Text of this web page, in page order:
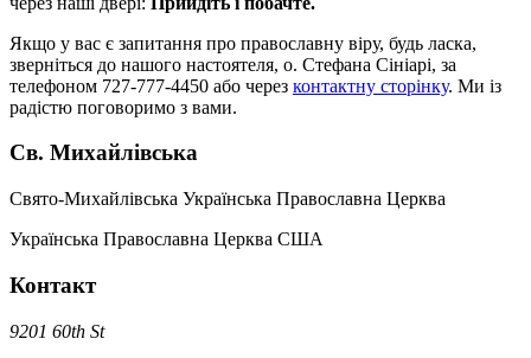
Якщо у вас є запитання про православну віру, будь ласка,
зверніться до нашого настоятеля, о. Стефана Сініарі, за
телефоном 727-777-4450 або через контактну сторінку. Ми із
радістю поговоримо з вами.
Св. Михайлівська
Свято-Михайлівська Українська Православна Церква
Українська Православна Церква США
Контакт
9201 60th St